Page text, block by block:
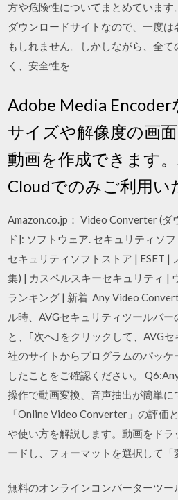
方や危険性についてまとめていま
ダウンロードサイトなので、一度
もしれません。しかしながら、全
く、安全性を
Adobe Media
サイズや解像度の画
動画を作成できます
Cloudでのみご利用い
Amazon.co.jp： Video Converter (ダ
ド]: ソフトウェア. セキュリティソ
セキュリティソフトストア | ESET |
集) | カスペルスキーセキュリティ |
ランキング | 新着 Any Video
ル時、AVGセキュリティツールバ
と、｢次へ｣をクリックして、AVG
社のサイトからプログラムのパッ
したことをご確認ください。
操作で動画変換、音声抽出が簡単に
「Online Video Converter」の評価
や使い方を解説します。動画をドラ
ードし、フォーマットを選択して「
無料のオンラインコンバーターツー